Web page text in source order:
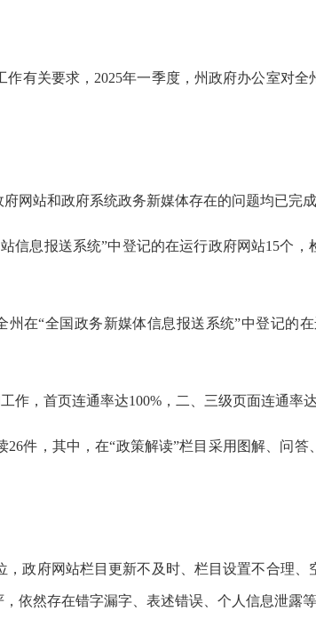
有关要求，2025年一季度，州政府办公室对全
网站和政府系统政务新媒体存在的问题均已完成
信息报送系统”中登记的在运行政府网站15个，
州在“全国政务新媒体信息报送系统”中登记的
作，首页连通率达100%，二、三级页面连通率达
件，其中，在“政策解读”栏目采用图解、问
政府网站栏目更新不及时、栏目设置不合理、
依然存在错字漏字、表述错误、个人信息泄露等